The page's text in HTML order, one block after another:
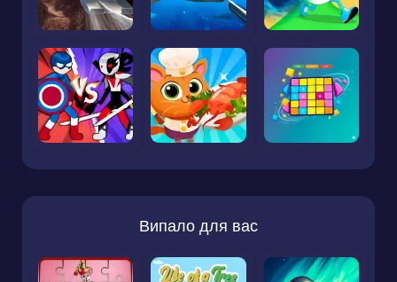
Випало для вас